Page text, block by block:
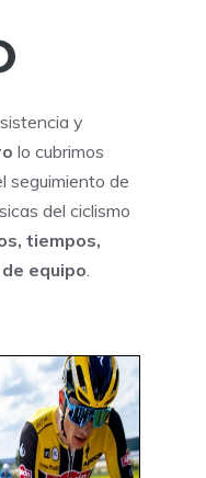
y
lo cubrimos
seguimiento de
del ciclismo
tiempos,
equipo